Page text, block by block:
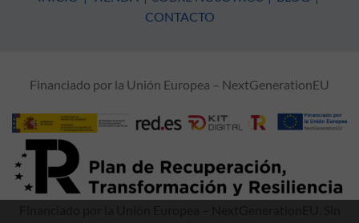
CONTACTO
Financiado por la Unión Europea – NextGenerationEU